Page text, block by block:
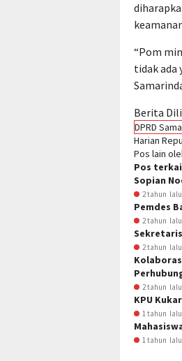
“Pom
tidak ada
Berita
DPRD
Harian
Pos lain
Pos
Sopian
2 tahun lalu
Pemdes
2 tahun lalu
2 tahun lalu
2 tahun lalu
KPU
1 tahun lalu
1 tahun lalu